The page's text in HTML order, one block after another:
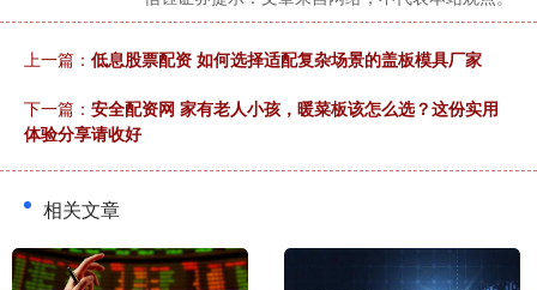
上一篇： 低息股票配资 如何选择适配复杂场景的盖板模具厂家
下一篇： 安全配资网 家有老人小孩，暖菜板该怎么选？这份实用
体验分享请收好
相关文章